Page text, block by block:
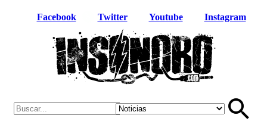
Facebook Twitter Youtube Instagram